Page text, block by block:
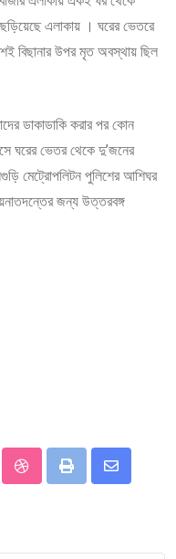
এলাকায় । ঘরের ভেতরে
বিছানার উপর মৃত অবস্থায় ছিল
ডাকাডাকি করার পর কোন
ঘরের ভেতর থেকে দু’জনের
মেট্রোপলিটন পুলিশের আশিঘর
জন্য উত্তরবঙ্গ
StumbleUpon
Print
Share